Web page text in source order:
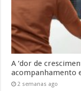
A ‘dor de
acompanhamento
2 semanas ago